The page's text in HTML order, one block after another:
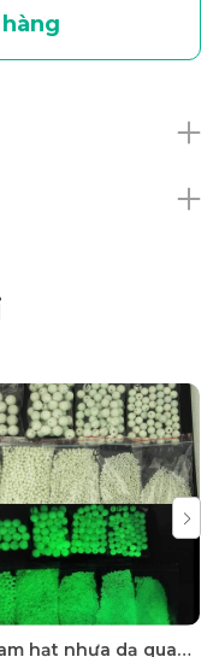
50 gam hạt nhựa dạ quang tròn đủ size 4mm, 5mm, 6mm, 8mm, 10mm, 12mm, 14mm, 16mm ,18mm , 10mm, 22mm, 25mm